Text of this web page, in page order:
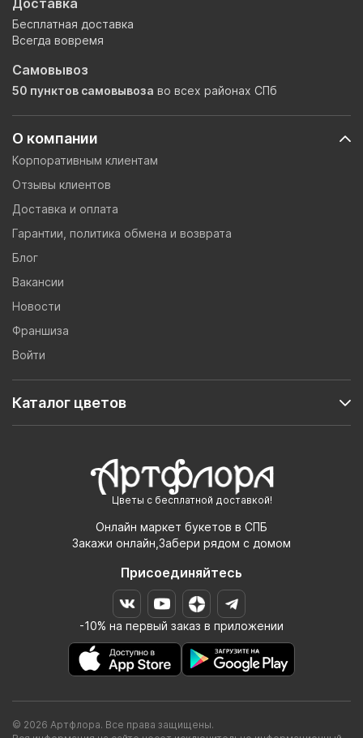
Цветы с бесплатной доставкой!
Онлайн маркет букетов в СПБ
Закажи онлайн,Забери рядом с домом
Присоединяйтесь
-10% на первый заказ в приложении
О компании
Корпоративным клиентам
Отзывы клиентов
Доставка и оплата
Гарантии, политика обмена и возврата
Блог
Вакансии
Новости
Франшиза
Войти
Каталог цветов
Доставка
Бесплатная доставка
Всегда вовремя
Самовывоз
50 пунктов самовывоза во всех районах СПб
© 2026 Артфлора. Все права защищены.